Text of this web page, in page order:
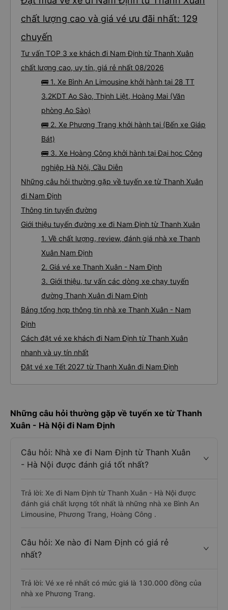
chất lượng cao và giá vé ưu đãi nhất: 129
chuyến
Tư vấn TOP 3 xe khách đi Nam Định từ Thanh Xuân
chất lượng cao, uy tín, giá rẻ nhất 08/2026
🚌 1. Xe Bình An Limousine khởi hành tại 28 TT
3.2KDT Ao Sào, Thịnh Liệt, Hoàng Mai (Văn
phòng Ao Sào)
🚌 2. Xe Phương Trang khởi hành tại (Bến xe Giáp
Bát)
🚌 3. Xe Hoàng Công khởi hành tại Đại học Công
nghiệp Hà Nội, Cầu Diễn
Những câu hỏi thường gặp về tuyến xe từ Thanh Xuân
đi Nam Định
Thông tin tuyến đường
Giới thiệu tuyến đường xe đi Nam Định từ Thanh Xuân
1. Về chất lượng, review, đánh giá nhà xe Thanh
Xuân Nam Định
2. Giá vé xe Thanh Xuân - Nam Định
3. Giới thiệu, tư vấn các dòng xe chạy tuyến
đường Thanh Xuân đi Nam Định
Bảng tổng hợp thông tin nhà xe Thanh Xuân - Nam
Định
Cách đặt vé xe khách đi Nam Định từ Thanh Xuân
nhanh và uy tín nhất
Đặt vé xe Tết 2027 từ Thanh Xuân đi Nam Định
Những câu hỏi thường gặp về tuyến xe từ Thanh
Xuân - Hà Nội đi Nam Định
Câu hỏi: Nhà xe đi Nam Định từ Thanh Xuân
- Hà Nội được đánh giá tốt nhất?
Trả lời: Xe đi Nam Định từ Thanh Xuân - Hà Nội được
đánh giá chất lượng tốt nhất là những nhà xe Bình An
Limousine, Phương Trang, Hoàng Công .
Câu hỏi: Xe nào đi Nam Định có giá rẻ
nhất?
Trả lời: Vé xe rẻ nhất có mức giá là 130.000 đồng của
nhà xe Phương Trang.